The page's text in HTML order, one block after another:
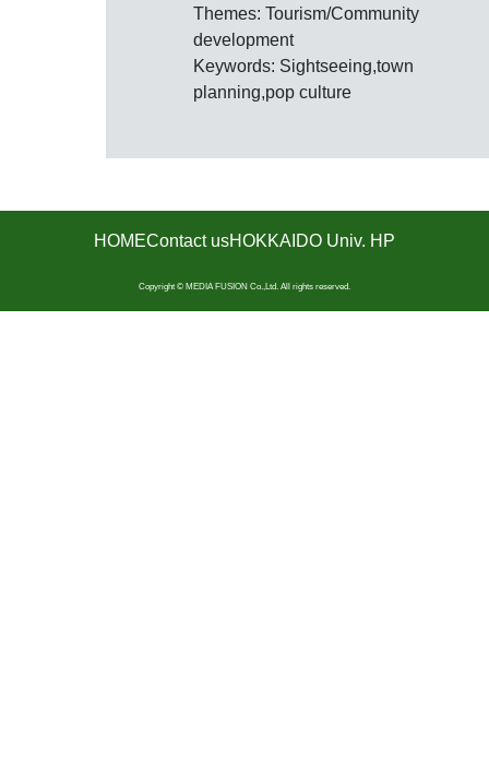
Themes: Tourism/Community
development
Keywords: Sightseeing,town
planning,pop culture
HOMEContact usHOKKAIDO Univ. HP
Copyright © MEDIA FUSION Co.,Ltd. All rights reserved.